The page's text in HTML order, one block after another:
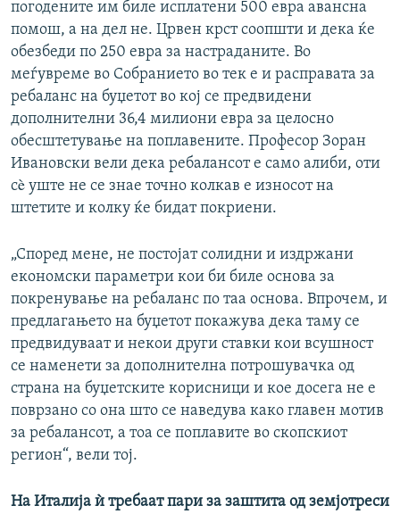
погодените им биле исплатени 500 евра авансна
помош, а на дел не. Црвен крст соопшти и дека ќе
обезбеди по 250 евра за настраданите. Во
меѓувреме во Собранието во тек е и расправата за
ребаланс на буџетот во кој се предвидени
дополнителни 36,4 милиони евра за целосно
обесштетување на поплавените. Професор Зоран
Ивановски вели дека ребалансот е само алиби, оти
сè уште не се знае точно колкав е износот на
штетите и колку ќе бидат покриени.
„Според мене, не постојат солидни и издржани
економски параметри кои би биле основа за
покренување на ребаланс по таа основа. Впрочем, и
предлагањето на буџетот покажува дека таму се
предвидуваат и некои други ставки кои всушност
се наменети за дополнителна потрошувачка од
страна на буџетските корисници и кое досега не е
поврзано со она што се наведува како главен мотив
за ребалансот, а тоа се поплавите во скопскиот
регион“, вели тој.
На Италија ѝ требаат пари за заштита од земјотреси